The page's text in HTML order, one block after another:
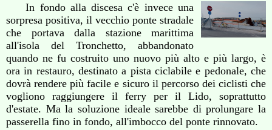
In fondo alla discesa c'è invece una
sorpresa positiva, il vecchio ponte stradale
che portava dalla stazione marittima
all'isola del Tronchetto, abbandonato
quando ne fu costruito uno nuovo più alto e più largo, è
ora in restauro, destinato a pista ciclabile e pedonale, che
dovrà rendere più facile e sicuro il percorso dei ciclisti che
vogliono raggiungere il ferry per il Lido, soprattutto
d'estate. Ma la soluzione ideale sarebbe di prolungare la
passerella fino in fondo, all'imbocco del ponte rinnovato.